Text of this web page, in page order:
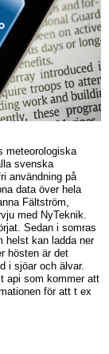
meteorologiska
svenska
användning på
data över hela
Fältström,
med NyTeknik.
Sedan i somras
helst kan ladda ner
hösten är det
i sjöar och älvar.
api som kommer att
för att t ex